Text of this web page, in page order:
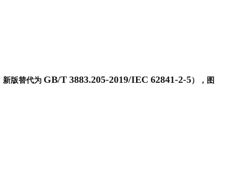
新版替代为 GB/T 3883.205-2019/IEC 62841-2-5），图